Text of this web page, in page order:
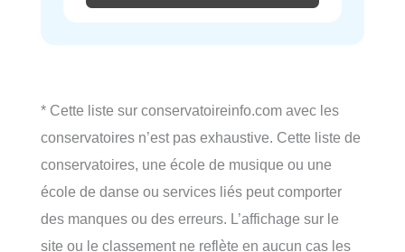
* Cette liste sur conservatoireinfo.com avec les
conservatoires n’est pas exhaustive. Cette liste de
conservatoires, une école de musique ou une
école de danse ou services liés peut comporter
des manques ou des erreurs. L’affichage sur le
site ou le classement ne reflète en aucun cas les